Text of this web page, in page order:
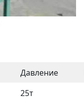
Давление
25т